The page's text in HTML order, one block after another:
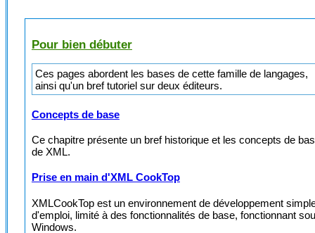
Pour bien débuter
Ces pages abordent les bases de cette famille de langages,
ainsi qu'un bref tutoriel sur deux éditeurs.
Concepts de base
Ce chapitre présente un bref historique et les concepts de
de XML.
Prise en main d'XML CookTop
XMLCookTop est un environnement de développement
d'emploi, limité à des fonctionnalités de base, fonctionnant
Windows.